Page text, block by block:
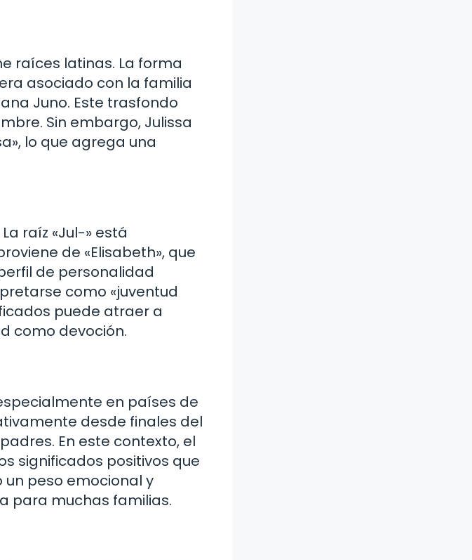
raíces latinas. La forma
asociado con la familia
Juno. Este trasfondo
Sin embargo, Julissa
lo que agrega una
raíz «Jul-» está
de «Elisabeth», que
de personalidad
como «juventud
puede atraer a
como devoción.
en países de
desde finales del
En este contexto, el
significados positivos que
un peso emocional y
para muchas familias.